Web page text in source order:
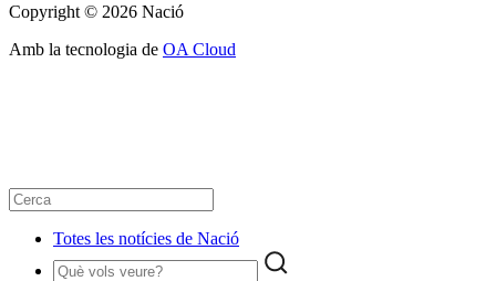
Copyright © 2026 Nació
Amb la tecnologia de OA Cloud
Totes les notícies de Nació